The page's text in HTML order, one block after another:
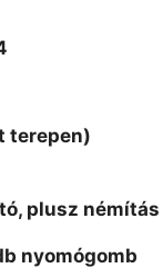
terepen)
plusz némítás
nyomógomb